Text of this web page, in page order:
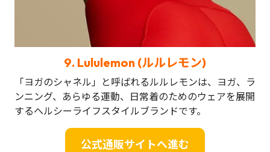
9. Lululemon (ルルレモン)
「ヨガのシャネル」と呼ばれるルルレモンは、ヨガ、ラ
ンニング、あらゆる運動、日常着のためのウェアを展開
するヘルシーライフスタイルブランドです。
公式通販サイトへ進む